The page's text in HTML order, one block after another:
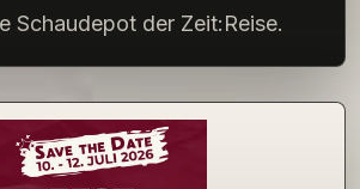
Schaudepot der Zeit:Reise.